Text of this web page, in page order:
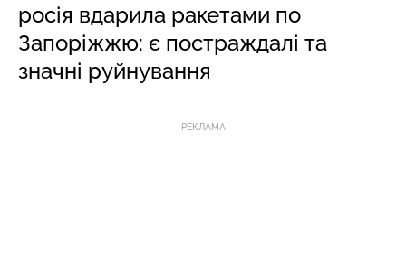
росія вдарила ракетами по
Запоріжжю: є постраждалі та
значні руйнування
РЕКЛАМА